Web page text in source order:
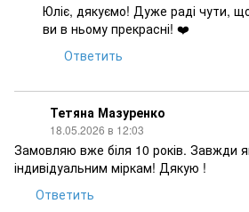
Юліє, дякуємо! Дуже раді чути,
ви в ньому прекрасні! ❤️
Ответить
Тетяна Мазуренко
18.05.2026 в 12:03
Замовляю вже біля 10 років. Завжди
індивідуальним міркам! Дякую !
Ответить